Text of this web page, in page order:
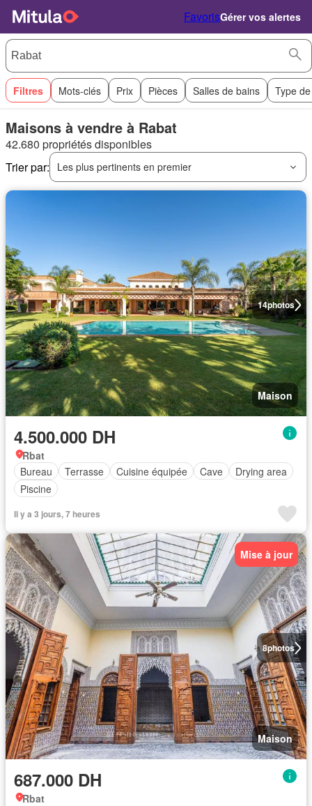
FavorisGérer vos alertes
Filtres Mots-clés Prix Pièces Salles de bains Type
Maisons à vendre à Rabat
42.680 propriétés disponibles
Trier par:
Les plus pertinents en premier
14photos
Maison
4.500.000 DH
Rbat
Bureau
Terrasse Cuisine équipée Cave
Drying area
Piscine
Il y a 3 jours, 7 heures
8photos
Mise à jour
Maison
687.000 DH
Rbat